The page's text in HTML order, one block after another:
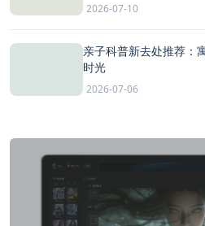
2026-07-10
亲子科普新去处推荐：
时光
2026-07-06